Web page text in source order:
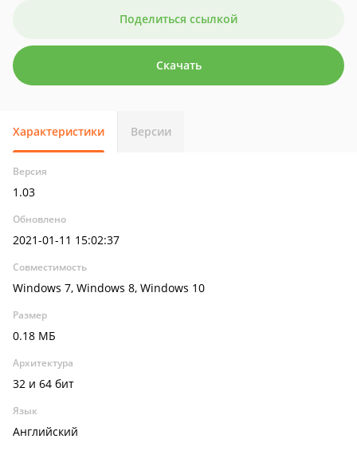
Поделиться ссылкой
Скачать
Характеристики Версии
Версия
1.03
Обновлено
2021-01-11 15:02:37
Совместимость
Windows 7, Windows 8, Windows 10
Размер
0.18 МБ
Архитектура
32 и 64 бит
Язык
Английский